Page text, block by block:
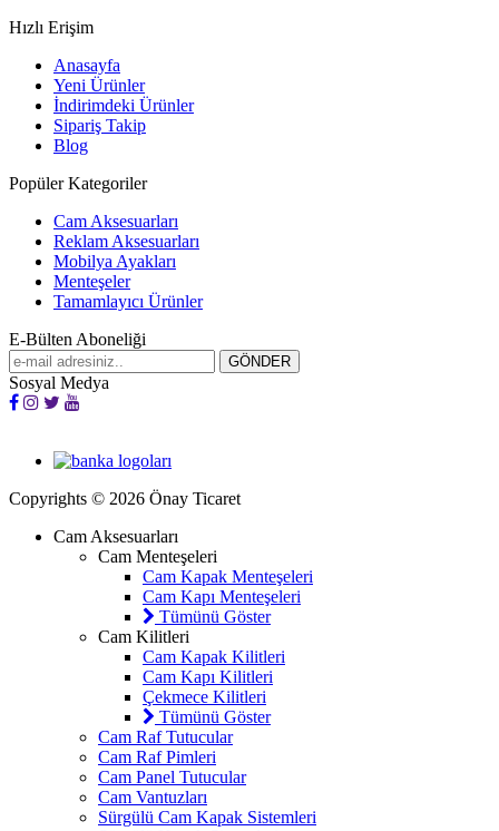
Hızlı Erişim
Anasayfa
Yeni Ürünler
İndirimdeki Ürünler
Sipariş Takip
Blog
Popüler Kategoriler
Cam Aksesuarları
Reklam Aksesuarları
Mobilya Ayakları
Menteşeler
Tamamlayıcı Ürünler
E-Bülten Aboneliği
Sosyal Medya
Copyrights © 2026 Önay Ticaret
Cam Aksesuarları
Cam Menteşeleri
Cam Kapak Menteşeleri
Cam Kapı Menteşeleri
Tümünü Göster
Cam Kilitleri
Cam Kapak Kilitleri
Cam Kapı Kilitleri
Çekmece Kilitleri
Tümünü Göster
Cam Raf Tutucular
Cam Raf Pimleri
Cam Panel Tutucular
Cam Vantuzları
Sürgülü Cam Kapak Sistemleri